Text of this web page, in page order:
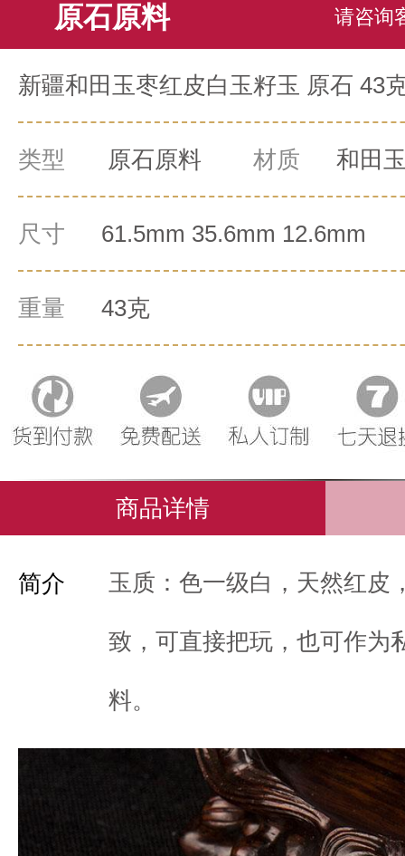
原石原料 请咨询
新疆和田玉枣红皮白玉籽玉 原石 43
类型 原石原料 材质 和田
尺寸 61.5mm 35.6mm 12.6mm
重量 43克
商品详情
简介 玉质：色一级白，天然红皮
致，可直接把玩，也可作为
料。